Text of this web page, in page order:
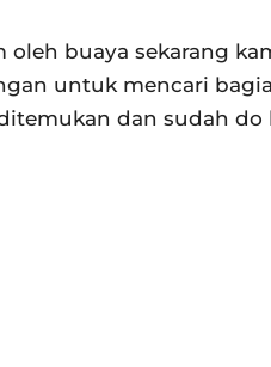
oleh buaya sekarang
untuk mencari
dan sudah do